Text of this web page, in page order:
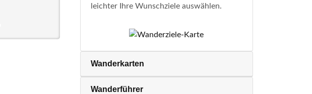
leichter Ihre Wunschziele auswählen.
Wanderkarten
Wanderführer